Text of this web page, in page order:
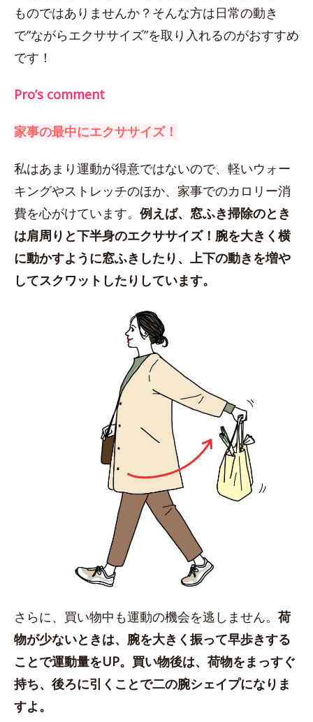
ものではありませんか？そんな方は日常の動き
で“ながらエクササイズ”を取り入れるのがおすすめ
です！
Pro’s comment
家事の最中にエクササイズ！
私はあまり運動が得意ではないので、軽いウォー
キングやストレッチのほか、家事でのカロリー消
費を心がけています。 例えば、窓ふき掃除のとき
は肩周りと下半身のエクササイズ！腕を大きく横
に動かすように窓ふきしたり、上下の動きを増や
してスクワットしたりしています。
さらに、買い物中も運動の機会を逃しません。 荷
物が少ないときは、腕を大きく振って早歩きする
ことで運動量をUP。買い物後は、荷物をまっすぐ
持ち、後ろに引くことで二の腕シェイプになりま
すよ。